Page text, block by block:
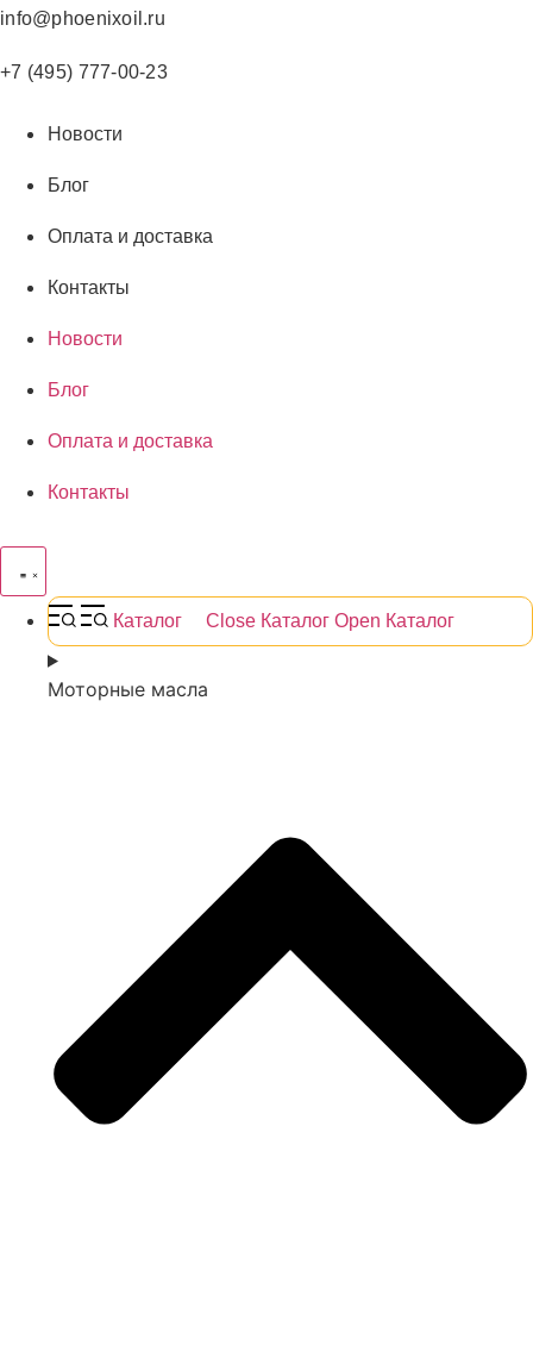
Перейти
содержимому
info@phoenixoil.ru
+7 (495) 777-00-23
Новости
Блог
Оплата и доставка
Контакты
Новости
Блог
Оплата и доставка
Контакты
Каталог Close Каталог Open Каталог
Моторные масла